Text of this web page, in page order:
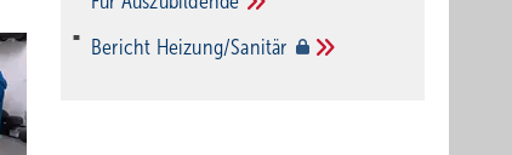
Bericht Heizung/Sanitär